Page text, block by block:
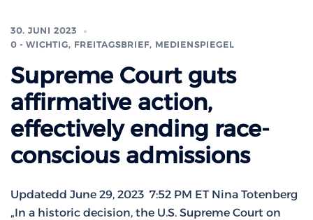
30. JUNI 2023
0 - WICHTIG, FREITAGSBRIEF, MEDIENSPIEGEL
Supreme Court guts
affirmative action,
effectively ending race-
conscious admissions
Updatedd June 29, 2023 7:52 PM ET Nina Totenberg
„In a historic decision, the U.S. Supreme Court on